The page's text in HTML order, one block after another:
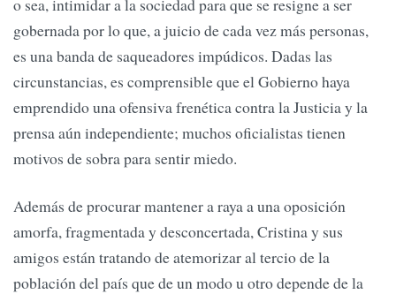
o sea, intimidar a la sociedad para que se resigne a ser
gobernada por lo que, a juicio de cada vez más personas,
es una banda de saqueadores impúdicos. Dadas las
circunstancias, es comprensible que el Gobierno haya
emprendido una ofensiva frenética contra la Justicia y la
prensa aún independiente; muchos oficialistas tienen
motivos de sobra para sentir miedo.
Además de procurar mantener a raya a una oposición
amorfa, fragmentada y desconcertada, Cristina y sus
amigos están tratando de atemorizar al tercio de la
población del país que de un modo u otro depende de la